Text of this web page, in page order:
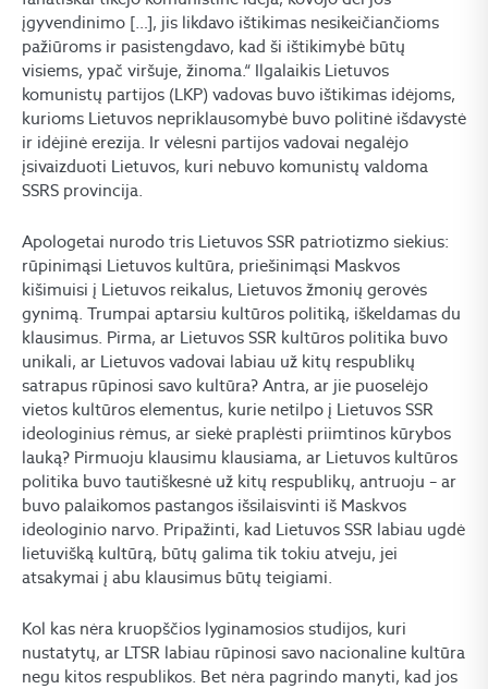
įgyvendinimo […], jis likdavo ištikimas nesikeičiančioms
pažiūroms ir pasistengdavo, kad ši ištikimybė būtų
visiems, ypač viršuje, žinoma.“ Ilgalaikis Lietuvos
komunistų partijos (LKP) vadovas buvo ištikimas idėjoms,
kurioms Lietuvos nepriklausomybė buvo politinė išdavystė
ir idėjinė erezija. Ir vėlesni partijos vadovai negalėjo
įsivaizduoti Lietuvos, kuri nebuvo komunistų valdoma
SSRS provincija.
Apologetai nurodo tris Lietuvos SSR patriotizmo siekius:
rūpinimąsi Lietuvos kultūra, priešinimąsi Maskvos
kišimuisi į Lietuvos reikalus, Lietuvos žmonių gerovės
gynimą. Trumpai aptarsiu kultūros politiką, iškeldamas du
klausimus. Pirma, ar Lietuvos SSR kultūros politika buvo
unikali, ar Lietuvos vadovai labiau už kitų respublikų
satrapus rūpinosi savo kultūra? Antra, ar jie puoselėjo
vietos kultūros elementus, kurie netilpo į Lietuvos SSR
ideologinius rėmus, ar siekė praplėsti priimtinos kūrybos
lauką? Pirmuoju klausimu klausiama, ar Lietuvos kultūros
politika buvo tautiškesnė už kitų respublikų, antruoju – ar
buvo palaikomos pastangos išsilaisvinti iš Maskvos
ideologinio narvo. Pripažinti, kad Lietuvos SSR labiau ugdė
lietuvišką kultūrą, būtų galima tik tokiu atveju, jei
atsakymai į abu klausimus būtų teigiami.
Kol kas nėra kruopščios lyginamosios studijos, kuri
nustatytų, ar LTSR labiau rūpinosi savo nacionaline kultūra
negu kitos respublikos. Bet nėra pagrindo manyti, kad jos